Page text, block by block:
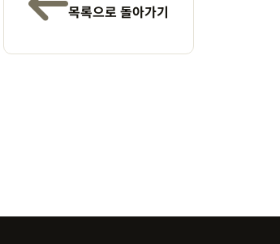
목록으로 돌아가기